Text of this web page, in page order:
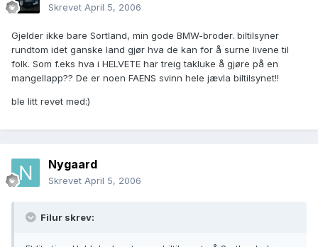
Skrevet April 5, 2006
Gjelder ikke bare Sortland, min gode BMW-broder. biltilsyner
rundtom idet ganske land gjør hva de kan for å surne livene til
folk. Som f.eks hva i HELVETE har treig takluke å gjøre på en
mangellapp?? De er noen FAENS svinn hele jævla biltilsynet!!
ble litt revet med:)
Nygaard
Skrevet April 5, 2006
Filur skrev: